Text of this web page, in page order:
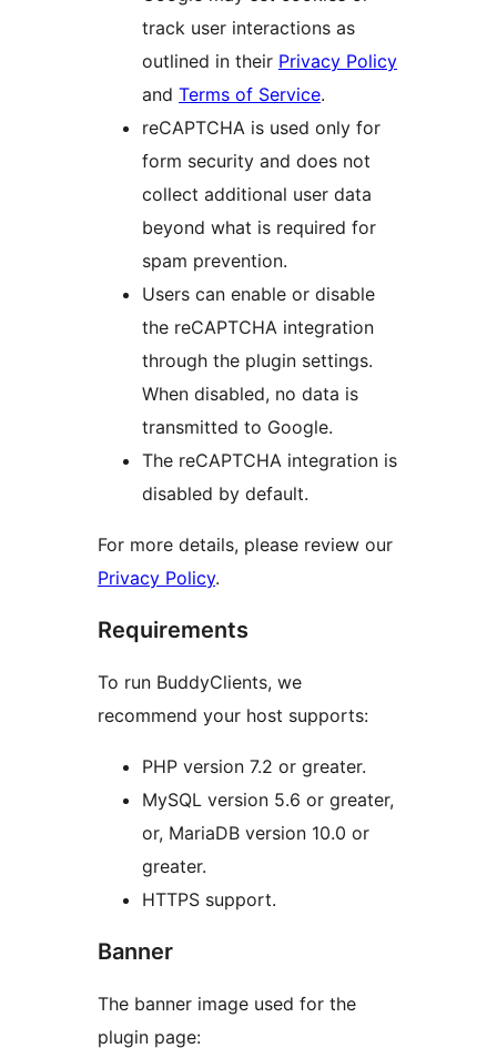
track user interactions as
outlined in their Privacy Policy
and Terms of Service.
reCAPTCHA is used only for
form security and does not
collect additional user data
beyond what is required for
spam prevention.
Users can enable or disable
the reCAPTCHA integration
through the plugin settings.
When disabled, no data is
transmitted to Google.
The reCAPTCHA integration is
disabled by default.
For more details, please review our
Privacy Policy.
Requirements
To run BuddyClients, we
recommend your host supports:
PHP version 7.2 or greater.
MySQL version 5.6 or greater,
or, MariaDB version 10.0 or
greater.
HTTPS support.
Banner
The banner image used for the
plugin page: